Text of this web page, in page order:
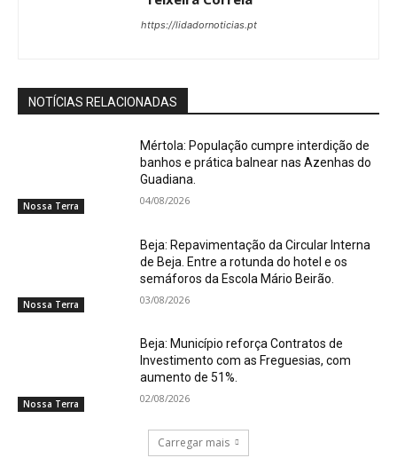
https://lidadornoticias.pt
NOTÍCIAS RELACIONADAS
Nossa Terra
Mértola: População cumpre interdição de
banhos e prática balnear nas Azenhas do
Guadiana.
04/08/2026
Nossa Terra
Beja: Repavimentação da Circular Interna
de Beja. Entre a rotunda do hotel e os
semáforos da Escola Mário Beirão.
03/08/2026
Nossa Terra
Beja: Município reforça Contratos de
Investimento com as Freguesias, com
aumento de 51%.
02/08/2026
Carregar mais